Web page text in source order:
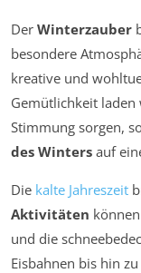
Der Winterzauber
besondere
kreative und
Gemütlichkeit laden
Stimmung sorgen,
des Winters auf
Die kalte Jahreszeit
Aktivitäten
und die
Eisbahnen bis hin